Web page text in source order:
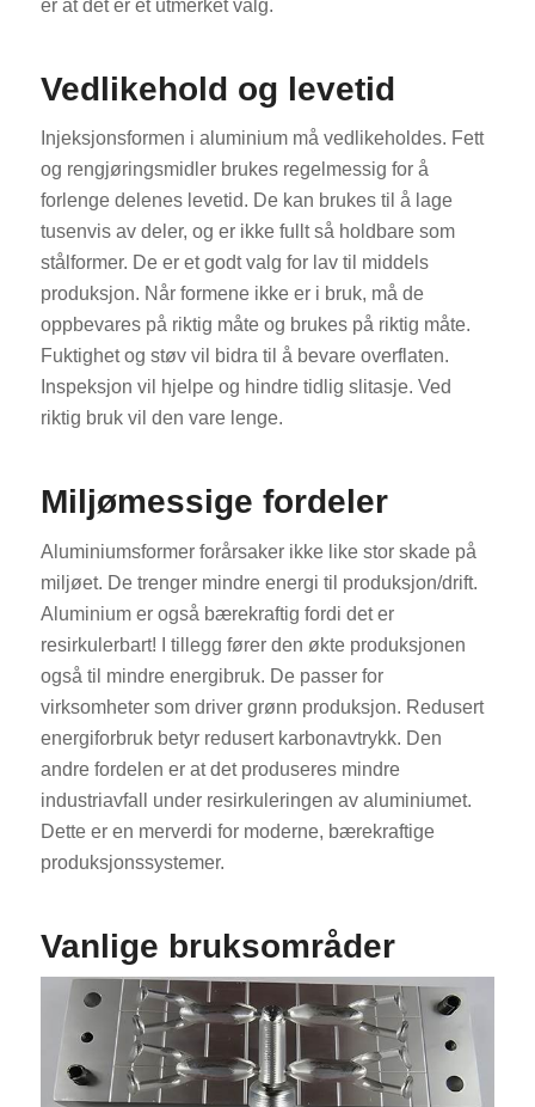
er at det er et utmerket valg.
Vedlikehold og levetid
Injeksjonsformen i aluminium må vedlikeholdes. Fett
og rengjøringsmidler brukes regelmessig for å
forlenge delenes levetid. De kan brukes til å lage
tusenvis av deler, og er ikke fullt så holdbare som
stålformer. De er et godt valg for lav til middels
produksjon. Når formene ikke er i bruk, må de
oppbevares på riktig måte og brukes på riktig måte.
Fuktighet og støv vil bidra til å bevare overflaten.
Inspeksjon vil hjelpe og hindre tidlig slitasje. Ved
riktig bruk vil den vare lenge.
Miljømessige fordeler
Aluminiumsformer forårsaker ikke like stor skade på
miljøet. De trenger mindre energi til produksjon/drift.
Aluminium er også bærekraftig fordi det er
resirkulerbart! I tillegg fører den økte produksjonen
også til mindre energibruk. De passer for
virksomheter som driver grønn produksjon. Redusert
energiforbruk betyr redusert karbonavtrykk. Den
andre fordelen er at det produseres mindre
industriavfall under resirkuleringen av aluminiumet.
Dette er en merverdi for moderne, bærekraftige
produksjonssystemer.
Vanlige bruksområder